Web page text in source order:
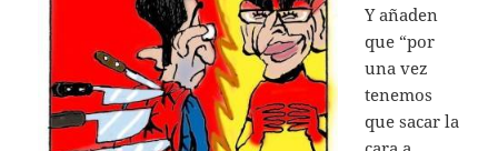
Y añaden
que “por
una vez
tenemos
que sacar la